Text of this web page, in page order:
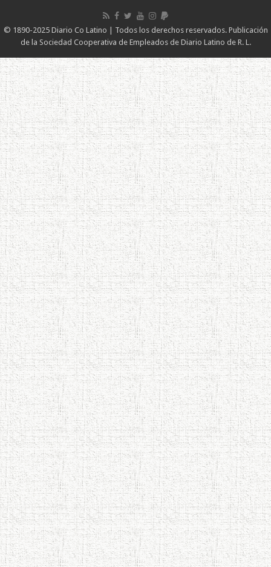
© 1890-2025 Diario Co Latino | Todos los derechos reservados. Publicación
de la Sociedad Cooperativa de Empleados de Diario Latino de R. L.